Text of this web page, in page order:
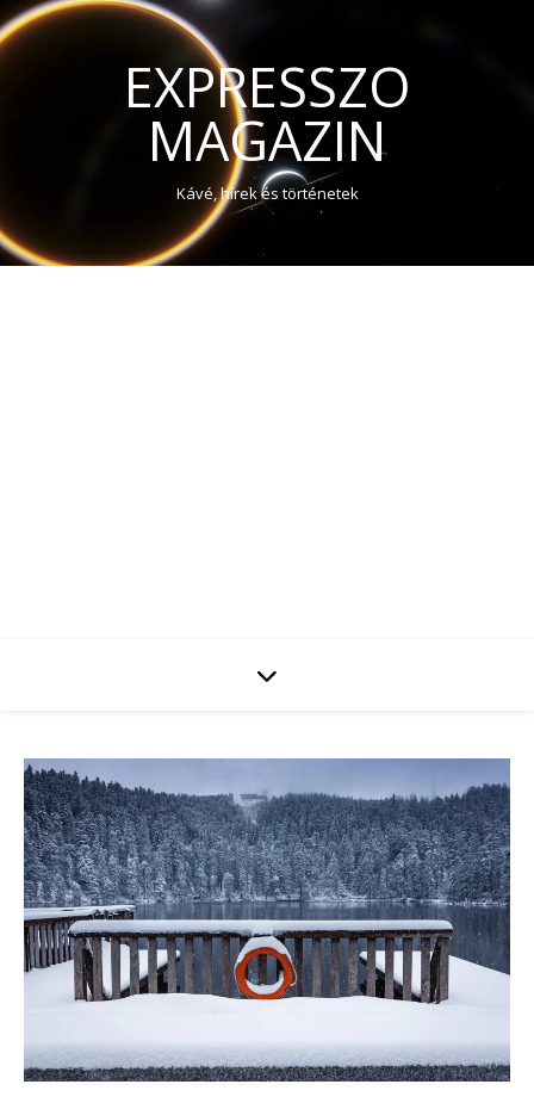
EXPRESSZO
MAGAZIN
Kávé, hírek és történetek